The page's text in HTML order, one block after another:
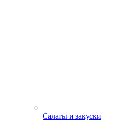
Салаты и закуски